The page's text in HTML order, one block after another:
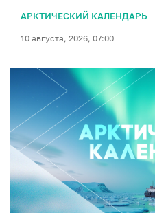
АРКТИЧЕСКИЙ КАЛЕНДАРЬ
10 августа, 2026, 07:00